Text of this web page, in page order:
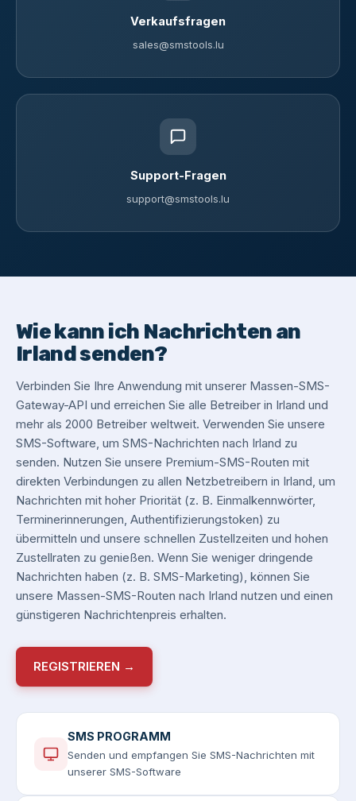
Verkaufsfragen
sales@smstools.lu
Support-Fragen
support@smstools.lu
Wie kann ich Nachrichten an
Irland senden?
Verbinden Sie Ihre Anwendung mit unserer Massen-SMS-
Gateway-API und erreichen Sie alle Betreiber in Irland und
mehr als 2000 Betreiber weltweit. Verwenden Sie unsere
SMS-Software, um SMS-Nachrichten nach Irland zu
senden. Nutzen Sie unsere Premium-SMS-Routen mit
direkten Verbindungen zu allen Netzbetreibern in Irland, um
Nachrichten mit hoher Priorität (z. B. Einmalkennwörter,
Terminerinnerungen, Authentifizierungstoken) zu
übermitteln und unsere schnellen Zustellzeiten und hohen
Zustellraten zu genießen. Wenn Sie weniger dringende
Nachrichten haben (z. B. SMS-Marketing), können Sie
unsere Massen-SMS-Routen nach Irland nutzen und einen
günstigeren Nachrichtenpreis erhalten.
REGISTRIEREN →
SMS PROGRAMM
Senden und empfangen Sie SMS-Nachrichten mit
unserer SMS-Software